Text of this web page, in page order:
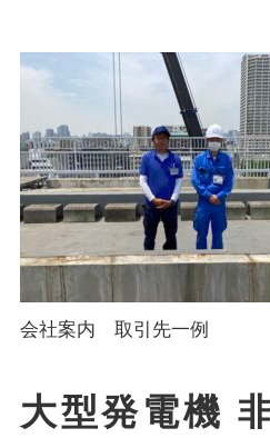
会社案内 取引先一例
大型発電機